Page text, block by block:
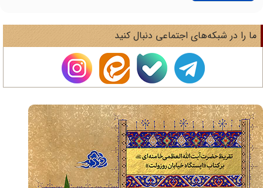
را در شبکه‌های اجتماعی دنبال کنید